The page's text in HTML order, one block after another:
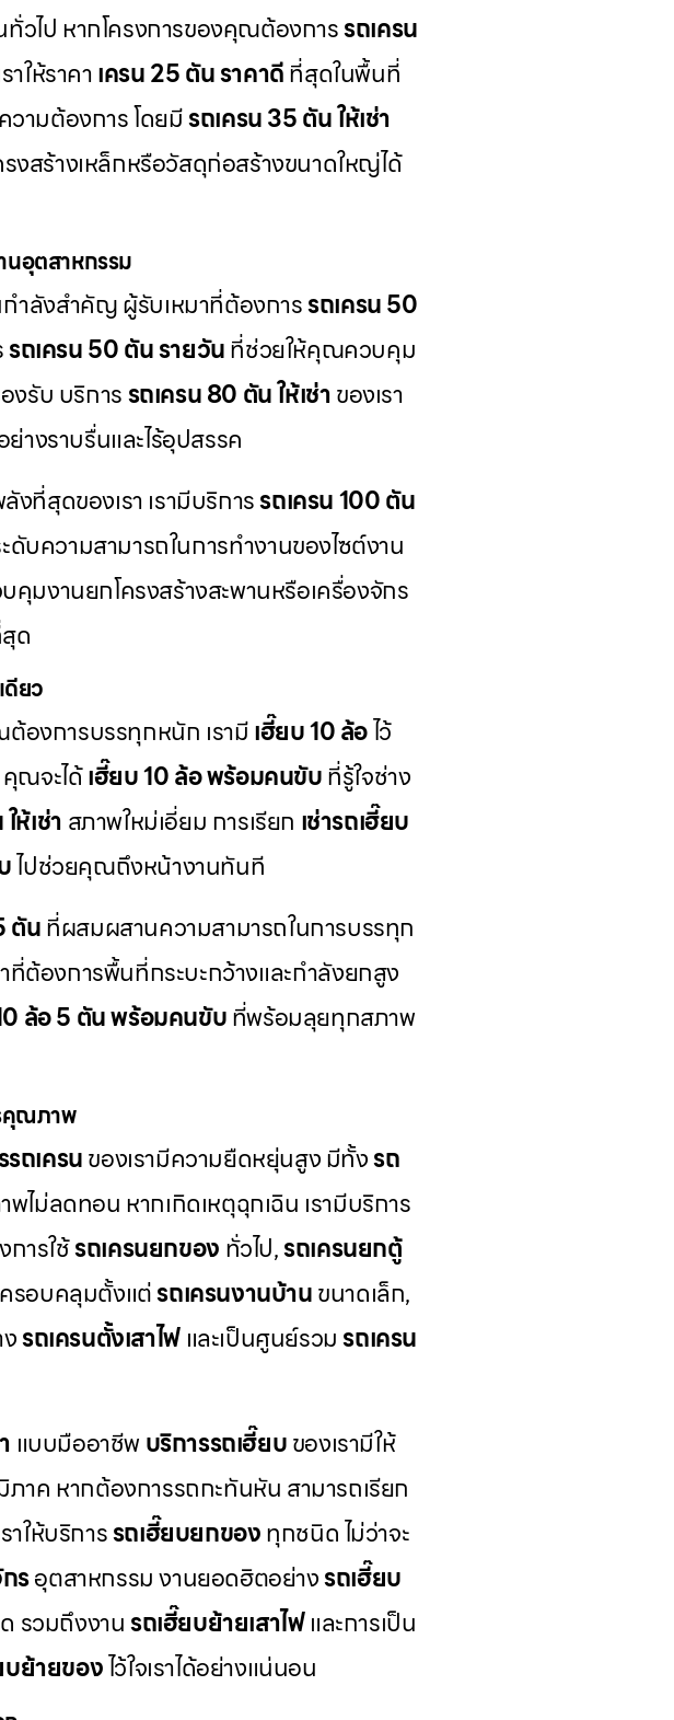
วไป หากโครงการของคุณต้องการรถเครน
ให้ราคาเครน 25 ตัน ราคาดีที่สุดในพื้นที่
วามต้องการ โดยมีรถเครน 35 ตัน ให้เช่า
งสร้างเหล็กหรือวัสดุก่อสร้างขนาดใหญ่ได้
นอุตสาหกรรม
กำลังสำคัญ ผู้รับเหมาที่ต้องการรถเครน 50
รถเครน 50 ตัน รายวันที่ช่วยให้คุณควบคุม
งรับ บริการรถเครน 80 ตัน ให้เช่าของเรา
ย่างราบรื่นและไร้อุปสรรค
ที่สุดของเรา เรามีบริการรถเครน 100 ตัน
ดับความสามารถในการทำงานของไซต์งาน
มงานยกโครงสร้างสะพานหรือเครื่องจักร
ด
ดียว
องการบรรทุกหนัก เรามีเฮี๊ยบ 10 ล้อไว้
ณจะได้เฮี๊ยบ 10 ล้อ พร้อมคนขับที่รู้ใจช่าง
ห้เช่าสภาพใหม่เอี่ยม การเรียก เช่ารถเฮี๊ยบ
ไปช่วยคุณถึงหน้างานทันที
ตันที่ผสมผสานความสามารถในการบรรทุก
ต้องการพื้นที่กระบะกว้างและกำลังยกสูง
ล้อ 5 ตัน พร้อมคนขับที่พร้อมลุยทุกสภาพ
คุณภาพ
ถเครนของเรามีความยืดหยุ่นสูง มีทั้งรถ
ไม่ลดทอน หากเกิดเหตุฉุกเฉิน เรามีบริการ
การใช้รถเครนยกของ ทั่วไป,รถเครนยกตู้
รอบคลุมตั้งแต่รถเครนงานบ้านขนาดเล็ก,
งรถเครนตั้งเสาไฟและเป็นศูนย์รวมรถเครน
แบบมืออาชีพ บริการรถเฮี๊ยบของเรามีให้
าค หากต้องการรถกะทันหัน สามารถเรียก
าให้บริการรถเฮี๊ยบยกของทุกชนิด ไม่ว่าจะ
รอุตสาหกรรม งานยอดฮิตอย่างรถเฮี๊ยบ
ด รวมถึงงานรถเฮี๊ยบย้ายเสาไฟและการเป็น
บย้ายของไว้ใจเราได้อย่างแน่นอน